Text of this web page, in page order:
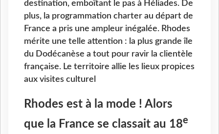
destination, emboîtant le pas à Héliades. De
plus, la programmation charter au départ de
France a pris une ampleur inégalée. Rhodes
mérite une telle attention : la plus grande île
du Dodécanèse a tout pour ravir la clientèle
française. Le territoire allie les lieux propices
aux visites culturel
Rhodes est à la mode ! Alors
que la France se classait au 18e